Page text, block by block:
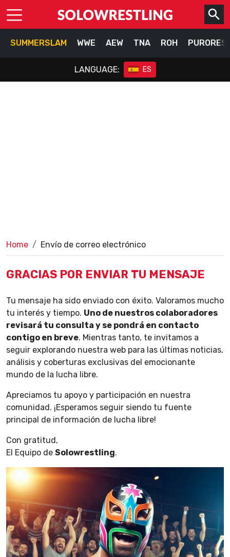
SUMMERSLAM WWE AEW TNA ROH
LANGUAGE: ES
Home Envío de correo electrónico
GRACIAS POR ENVIAR TU MENSAJE
Tu mensaje ha sido enviado con éxito. Valoramos mucho
tu interés y tiempo. Uno de nuestros colaboradores
revisará tu consulta y se pondrá en contacto
contigo en breve. Mientras tanto, te invitamos a
seguir explorando nuestra web para las últimas noticias,
análisis y coberturas exclusivas del emocionante
mundo de la lucha libre.
Apreciamos tu apoyo y participación en nuestra
comunidad. ¡Esperamos seguir siendo tu fuente
principal de información de lucha libre!
Con gratitud,
El Equipo de Solowrestling.